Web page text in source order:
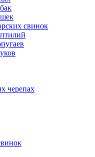
свинок
черепах